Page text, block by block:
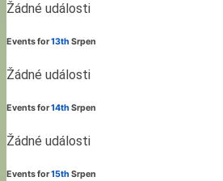
Žádné události
Events for13th Srpen
Žádné události
Events for14th Srpen
Žádné události
Events for15th Srpen